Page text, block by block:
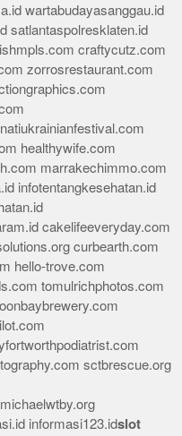
wartabudayasanggau.id
satlantaspolresklaten.id
craftycutz.com
zorrosrestaurant.com
healthywife.com
marrakechimmo.com
infotentangkesehatan.id
cakelifeeveryday.com
curbearth.com
hello-trove.com
tomulrichphotos.com
sctbrescue.org
informasi123.idslot